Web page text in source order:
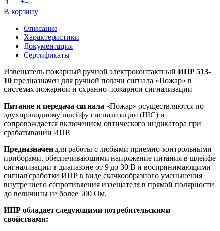
+–
В корзину
Описание
Характеристики
Документация
Сертификаты
Извещатель пожарный ручной электроконтактный ИПР 513-
10 предназначен для ручной подачи сигнала «Пожар» в
системах пожарной и охранно-пожарной сигнализации.
Питание и передача сигнала «Пожар» осуществляются по
двухпроводному шлейфу сигнализации (ШС) и
сопровождается включением оптического индикатора при
срабатывании ИПР.
Предназначен для работы с любыми приемно-контрольными
приборами, обеспечивающими напряжение питания в шлейфе
сигнализации в диапазоне от 9 до 30 В и воспринимающими
сигнал сработки ИПР в виде скачкообразного уменьшения
внутреннего сопротивления извещателя в прямой полярности
до величины не более 500 Ом.
ИПР обладает следующими потребительскими
свойствами: